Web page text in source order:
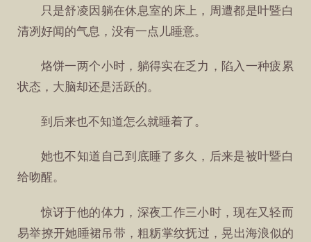
只是舒凌因躺在休息室的床上，周遭都是叶暨白
清冽好闻的气息，没有一点儿睡意。
烙饼一两个小时，躺得实在乏力，陷入一种疲累
状态，大脑却还是活跃的。
到后来也不知道怎么就睡着了。
她也不知道自己到底睡了多久，后来是被叶暨白
给吻醒。
惊讶于他的体力，深夜工作三小时，现在又轻而
易举撩开她睡裙吊带，粗粝掌纹抚过，晃出海浪似的